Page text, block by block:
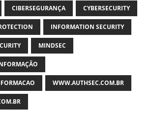
CIBERSEGURANÇA CYBERSECURITY
INFORMATION SECURITY
MINDSEC
WWW.AUTHSEC.COM.BR